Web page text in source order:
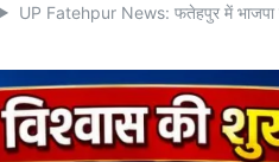
UP Fatehpur News: फतेहपुर में भाजपा